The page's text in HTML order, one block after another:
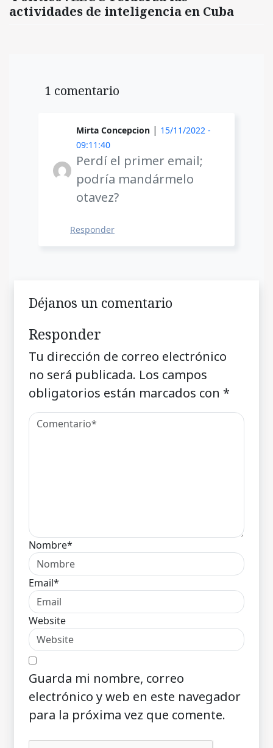
actividades de inteligencia en Cuba
1 comentario
Mirta Concepcion | 15/11/2022 -
09:11:40
Perdí el primer email;
podría mandármelo
otavez?
Responder
Déjanos un comentario
Responder
Tu dirección de correo electrónico
no será publicada. Los campos
obligatorios están marcados con *
Nombre*
Email*
Website
Guarda mi nombre, correo
electrónico y web en este navegador
para la próxima vez que comente.